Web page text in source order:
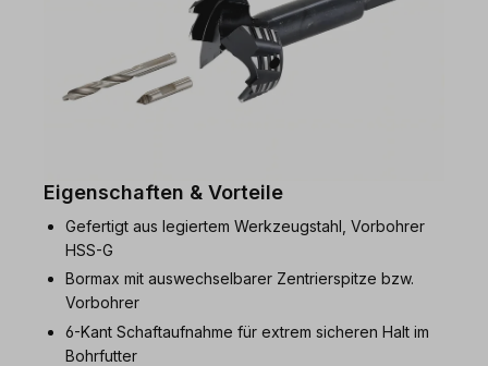
Eigenschaften & Vorteile
Gefertigt aus legiertem Werkzeugstahl, Vorbohrer
HSS-G
Bormax mit auswechselbarer Zentrierspitze bzw.
Vorbohrer
6-Kant Schaftaufnahme für extrem sicheren Halt im
Bohrfutter